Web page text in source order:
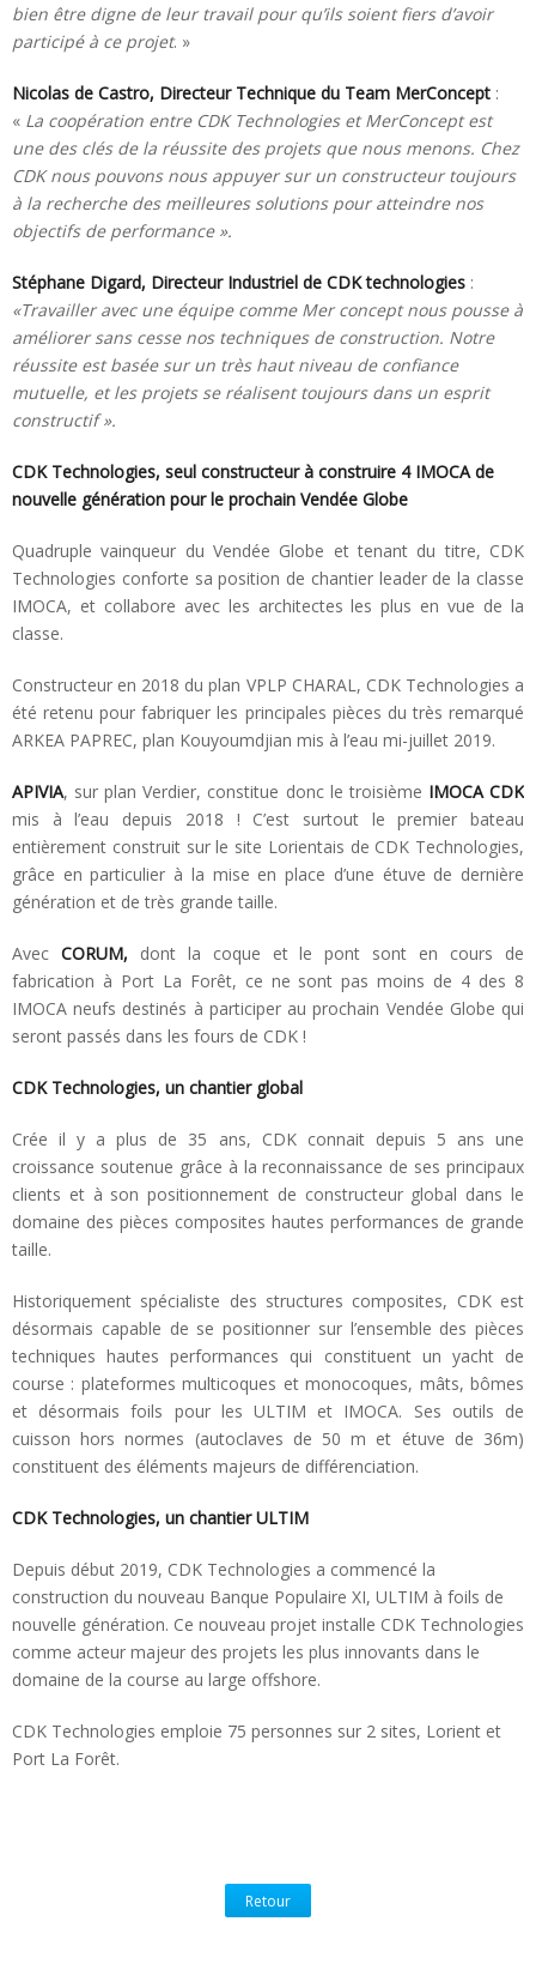
bien être digne de leur travail pour qu’ils soient fiers d’avoir
participé à ce projet. »
Nicolas de Castro, Directeur Technique du Team MerConcept :
« La coopération entre CDK Technologies et MerConcept est
une des clés de la réussite des projets que nous menons. Chez
CDK nous pouvons nous appuyer sur un constructeur toujours
à la recherche des meilleures solutions pour atteindre nos
objectifs de performance ».
Stéphane Digard, Directeur Industriel de CDK technologies :
«Travailler avec une équipe comme Mer concept nous pousse à
améliorer sans cesse nos techniques de construction. Notre
réussite est basée sur un très haut niveau de confiance
mutuelle, et les projets se réalisent toujours dans un esprit
constructif ».
CDK Technologies, seul constructeur à construire 4 IMOCA de
nouvelle génération pour le prochain Vendée Globe
Quadruple vainqueur du Vendée Globe et tenant du titre, CDK
Technologies conforte sa position de chantier leader de la classe
IMOCA, et collabore avec les architectes les plus en vue de la
classe.
Constructeur en 2018 du plan VPLP CHARAL, CDK Technologies a
été retenu pour fabriquer les principales pièces du très remarqué
ARKEA PAPREC, plan Kouyoumdjian mis à l’eau mi-juillet 2019.
APIVIA, sur plan Verdier, constitue donc le troisième IMOCA CDK
mis à l’eau depuis 2018 ! C’est surtout le premier bateau
entièrement construit sur le site Lorientais de CDK Technologies,
grâce en particulier à la mise en place d’une étuve de dernière
génération et de très grande taille.
Avec CORUM, dont la coque et le pont sont en cours de
fabrication à Port La Forêt, ce ne sont pas moins de 4 des 8
IMOCA neufs destinés à participer au prochain Vendée Globe qui
seront passés dans les fours de CDK !
CDK Technologies, un chantier global
Crée il y a plus de 35 ans, CDK connait depuis 5 ans une
croissance soutenue grâce à la reconnaissance de ses principaux
clients et à son positionnement de constructeur global dans le
domaine des pièces composites hautes performances de grande
taille.
Historiquement spécialiste des structures composites, CDK est
désormais capable de se positionner sur l’ensemble des pièces
techniques hautes performances qui constituent un yacht de
course : plateformes multicoques et monocoques, mâts, bômes
et désormais foils pour les ULTIM et IMOCA. Ses outils de
cuisson hors normes (autoclaves de 50 m et étuve de 36m)
constituent des éléments majeurs de différenciation.
CDK Technologies, un chantier ULTIM
Depuis début 2019, CDK Technologies a commencé la
construction du nouveau Banque Populaire XI, ULTIM à foils de
nouvelle génération. Ce nouveau projet installe CDK Technologies
comme acteur majeur des projets les plus innovants dans le
domaine de la course au large offshore.
CDK Technologies emploie 75 personnes sur 2 sites, Lorient et
Port La Forêt.
Retour